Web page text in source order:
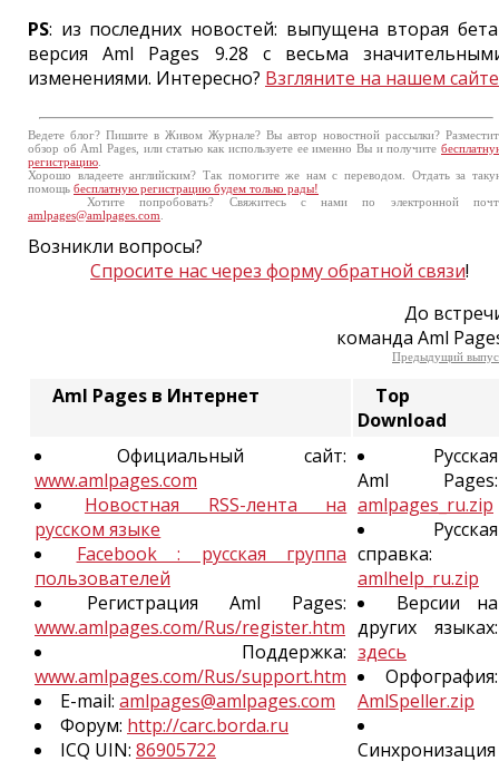
PS: из последних новостей: выпущена вторая
версия Aml Pages 9.28 с весьма
изменениями. Интересно? Взгляните на нашем сайте
Ведете блог? Пишите в Живом Журнале? Вы автор новостной рассылки?
обзор об Aml Pages, или статью как используете ее именно Вы и получите
регистрацию
Хорошо владеете английским? Так помогите же нам с переводом. Отдать за
помощь бесплатную регистрацию будем только рады!
Хотите попробовать? Свяжитесь с нами по электронной
amlpages@amlpages.com
Возникли вопросы?
Спросите нас через форму обратной связи!
До
команда Aml
Предыдущий
Aml Pages в Интернет
Top
Download
Официальный сайт:
www.amlpages.com
Новостная RSS-лента на
русском языке
Facebook : русская группа
пользователей
Регистрация Aml Pages:
www.amlpages.com/Rus/register.htm
Поддержка:
www.amlpages.com/Rus/support.htm
E-mail: amlpages@amlpages.com
Форум: http://carc.borda.ru
ICQ UIN: 86905722
Русская
Aml Pages:
amlpages_ru.zip
Русская
справка:
amlhelp_ru.zip
Версии на
других языках:
здесь
Орфография:
AmlSpeller.zip
Синхронизация